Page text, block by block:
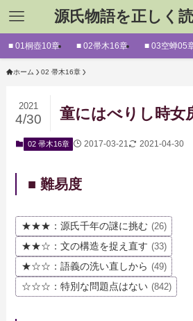
源氏物語を正しく
■ 01桐壺10章 ■ 02帚木16章 ■ 03空蝉05
ホーム 02 帚木16章
童にはべりし時女
2021
4/30
02 帚木16章 2017-03-21 2021-04-30
■ 難易度
★★★：源氏千年の謎に挑む (26)
★★☆：文の構造を捉え直す (33)
★☆☆：語義の洗い直しから (49)
☆☆☆：特別な問題点はない (842)